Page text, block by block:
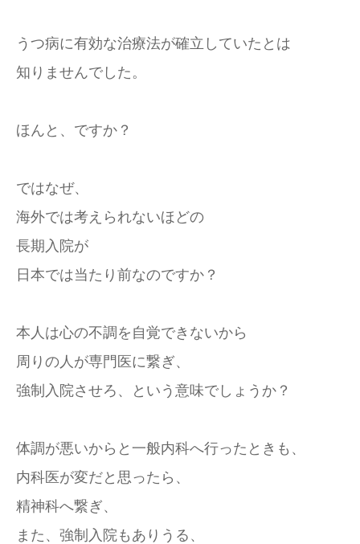
うつ病に有効な治療法が確立していたとは
知りませんでした。
ほんと、ですか？
ではなぜ、
海外では考えられないほどの
長期入院が
日本では当たり前なのですか？
本人は心の不調を自覚できないから
周りの人が専門医に繋ぎ、
強制入院させろ、という意味でしょうか？
体調が悪いからと一般内科へ行ったときも、
内科医が変だと思ったら、
精神科へ繋ぎ、
また、強制入院もありうる、